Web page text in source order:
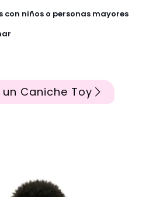
niños o personas mayores
un Caniche Toy